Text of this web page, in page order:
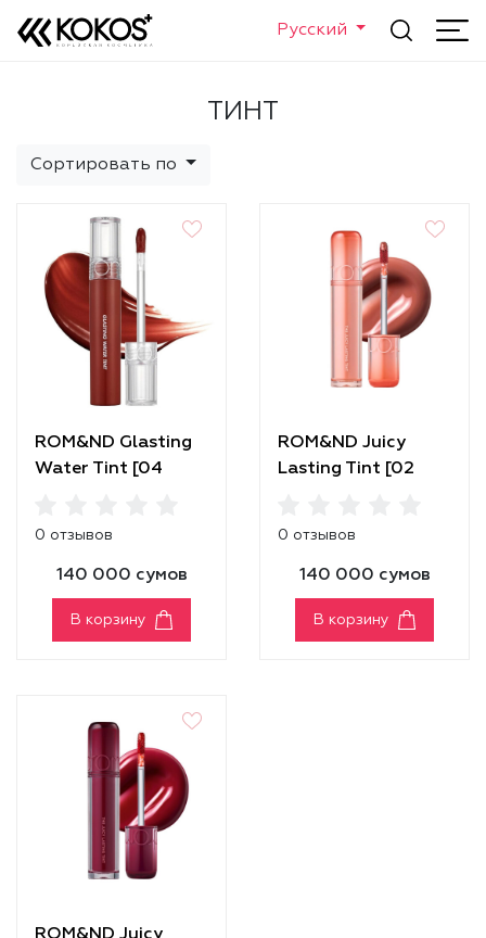
Русский
ТИНТ
Сортировать по
ROM&ND Glasting
Water Tint [04
0 отзывов
140 000 сумов
В корзину
ROM&ND Juicy
Lasting Tint [02
0 отзывов
140 000 сумов
В корзину